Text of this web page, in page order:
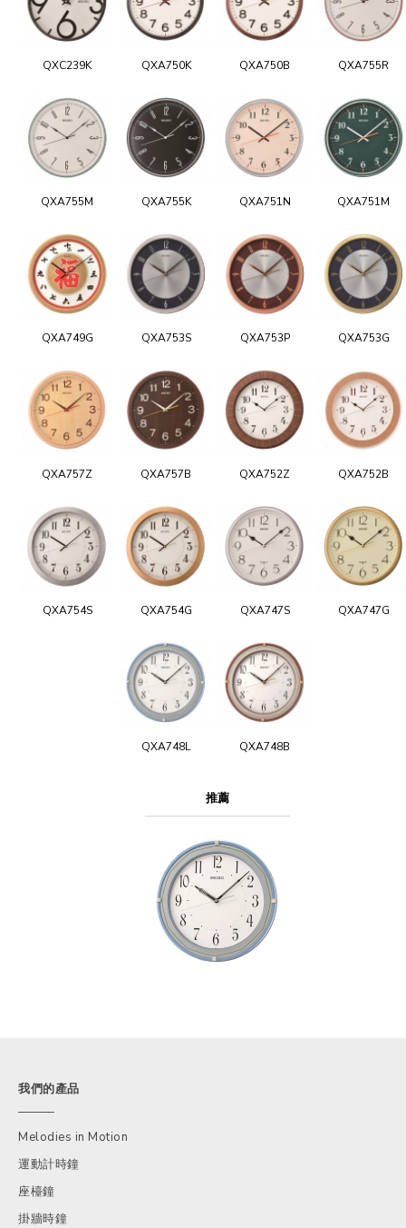
QXC239K QXA750K QXA750B QXA755R
QXA755M QXA755K QXA751N QXA751M
QXA749G QXA753S QXA753P QXA753G
QXA757Z QXA757B QXA752Z QXA752B
QXA754S QXA754G QXA747S QXA747G
QXA748L QXA748B
推薦
我們的產品
Melodies in Motion
運動計時鐘
座檯鐘
掛牆時鐘